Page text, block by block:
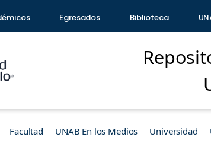
Egresados Biblioteca
Facultad UNAB En los Medios Universidad